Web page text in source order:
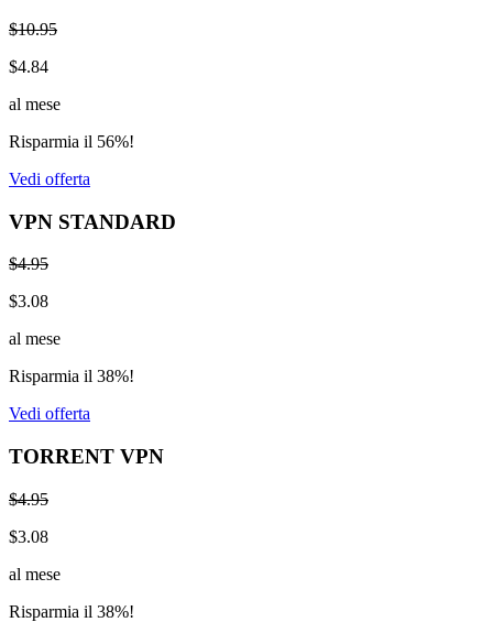
$10.95
$4.84
al mese
Risparmia il 56%!
Vedi offerta
VPN STANDARD
$4.95
$3.08
al mese
Risparmia il 38%!
Vedi offerta
TORRENT VPN
$4.95
$3.08
al mese
Risparmia il 38%!